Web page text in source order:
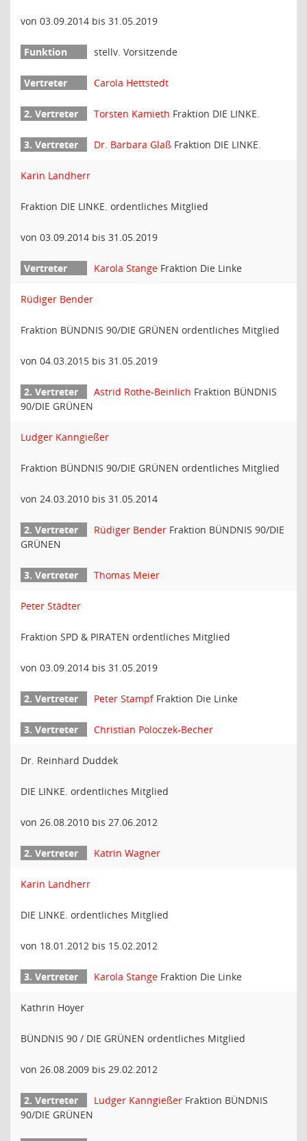
von 03.09.2014 bis 31.05.2019
stellv. Vorsitzende
Carola Hettstedt
Torsten Kamieth Fraktion DIE LINKE.
Dr. Barbara Glaß Fraktion DIE LINKE.
Karin Landherr
Fraktion DIE LINKE. ordentliches Mitglied
von 03.09.2014 bis 31.05.2019
Karola Stange Fraktion Die Linke
Rüdiger Bender
Fraktion BÜNDNIS 90/DIE GRÜNEN ordentliches Mitglied
von 04.03.2015 bis 31.05.2019
Astrid Rothe-Beinlich Fraktion BÜNDNIS
90/DIE GRÜNEN
Ludger Kanngießer
Fraktion BÜNDNIS 90/DIE GRÜNEN ordentliches Mitglied
von 24.03.2010 bis 31.05.2014
Rüdiger Bender Fraktion BÜNDNIS 90/DIE
GRÜNEN
Thomas Meier
Peter Städter
Fraktion SPD & PIRATEN ordentliches Mitglied
von 03.09.2014 bis 31.05.2019
Peter StampfFraktion Die Linke
Christian Poloczek-Becher
Dr. Reinhard Duddek
DIE LINKE. ordentliches Mitglied
von 26.08.2010 bis 27.06.2012
Katrin Wagner
Karin Landherr
DIE LINKE. ordentliches Mitglied
von 18.01.2012 bis 15.02.2012
Karola Stange Fraktion Die Linke
Kathrin Hoyer
BÜNDNIS 90 / DIE GRÜNEN ordentliches Mitglied
von 26.08.2009 bis 29.02.2012
Ludger Kanngießer Fraktion BÜNDNIS
90/DIE GRÜNEN